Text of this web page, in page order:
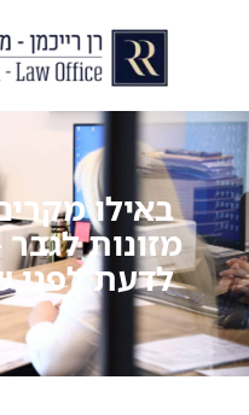
באילו
מזונות
לדעת לפני